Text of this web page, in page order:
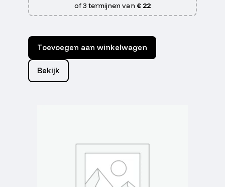
of 3 termijnen van € 22
Toevoegen aan winkelwagen
Bekijk